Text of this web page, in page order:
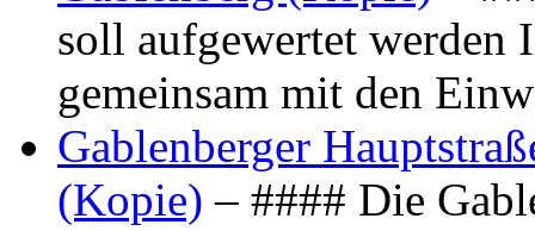
soll aufgewertet werden
gemeinsam mit den
Gablenberger
(Kopie) – #### Die